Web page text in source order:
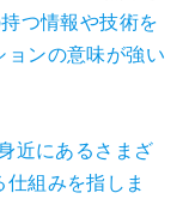
つ情報や技術を
ョンの意味が強い
近にあるさまざ
組みを指しま